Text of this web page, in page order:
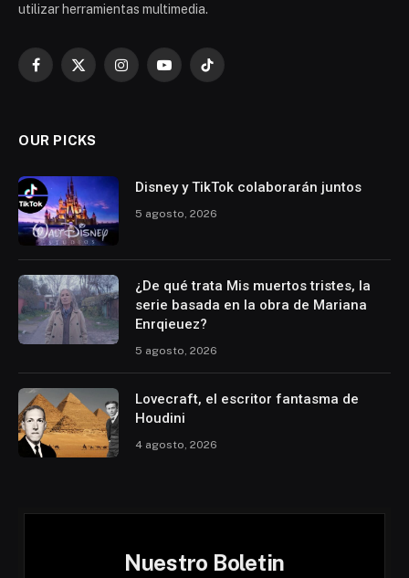
utilizar herramientas multimedia.
Facebook
X
InstagramYouTubeTikTok
OUR PICKS
Disney y TikTok colaborarán juntos
5 agosto, 2026
¿De qué trata Mis muertos tristes, la
serie basada en la obra de Mariana
Enrqieuez?
5 agosto, 2026
Lovecraft, el escritor fantasma de
Houdini
4 agosto, 2026
Nuestro Boletin